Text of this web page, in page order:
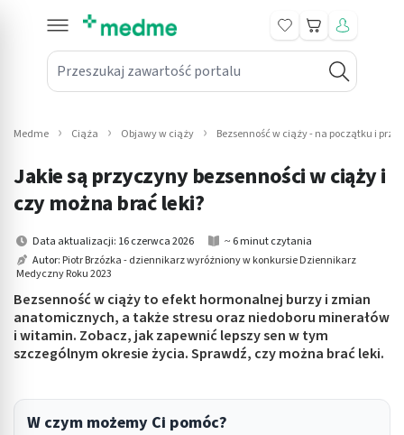
Przeszukaj zawartość portalu
Koszyk
submenu: Leki na receptę
submenu: Mama i dziecko
submenu: Kosmetyki
submenu: Higiena
submenu: Sprzęt medyczny
submenu: Intymne
submenu: Wellness
Medme Ciąża Objawy w ciąży Bezsenność w ciąży - na początku i
Jakie są przyczyny bezsenności w ciąży i
czy można brać leki?
Data aktualizacji: 16 czerwca 2026
~ 6 minut czytania
Autor: Piotr Brzózka - dziennikarz wyróżniony w konkursie Dziennikarz
Medyczny Roku 2023
Bezsenność w ciąży to efekt hormonalnej burzy i zmian
anatomicznych, a także stresu oraz niedoboru minerałów
i witamin. Zobacz, jak zapewnić lepszy sen w tym
szczególnym okresie życia. Sprawdź, czy można brać leki.
W czym możemy Ci pomóc?